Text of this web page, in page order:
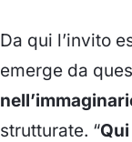
Da qui l’invito
emerge da
strutturate. “